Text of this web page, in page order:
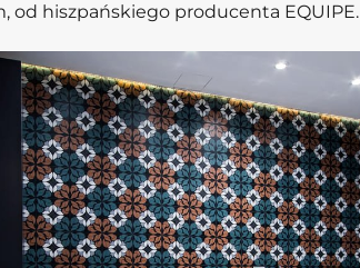
od hiszpańskiego producenta EQUIPE.